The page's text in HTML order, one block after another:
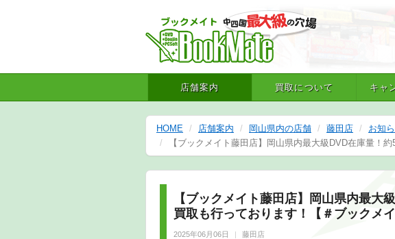
店舗案内 買取について キャ
HOME 店舗案内 岡山県内の店舗 藤田店
お知
【ブックメイト藤田店】岡山県内最大級DVD在庫量！
【ブックメイト藤田店】岡山県内最大
買取も行っております！【＃ブックメ
2025年06月06日 藤田店